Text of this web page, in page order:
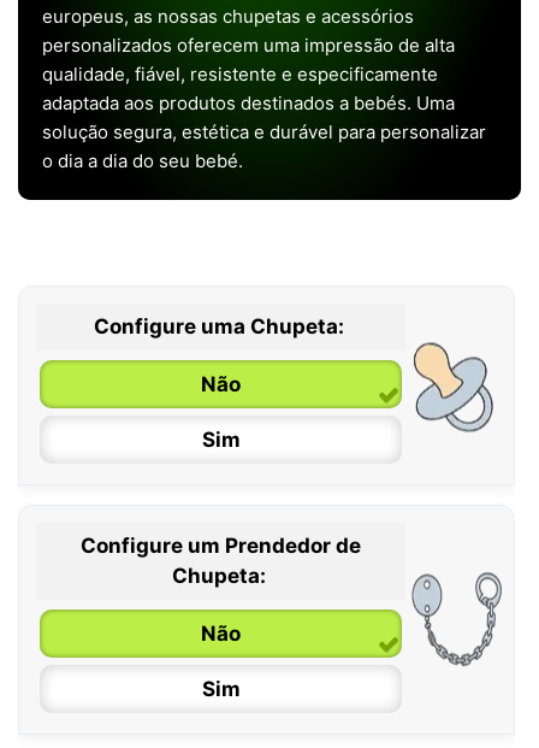
europeus, as nossas chupetas e acessórios
personalizados oferecem uma impressão de alta
qualidade, fiável, resistente e especificamente
adaptada aos produtos destinados a bebés. Uma
solução segura, estética e durável para personalizar
o dia a dia do seu bebé.
Configure uma Chupeta:
Não
Sim
0 / 6 meses
6 / 36 meses
Configure um Prendedor de
Chupeta:
Não
Sim